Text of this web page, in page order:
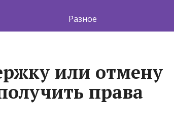
Разное
или отмену
права